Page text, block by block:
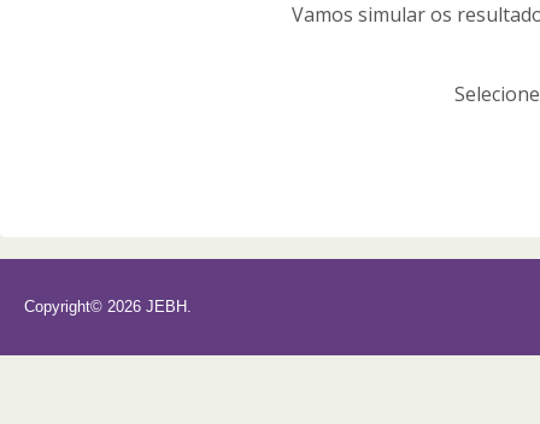
Vamos simular os
Copyright© 2026 JEBH.